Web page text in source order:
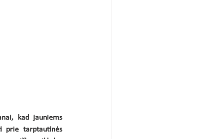
kad jauniems
prie tarptautinės